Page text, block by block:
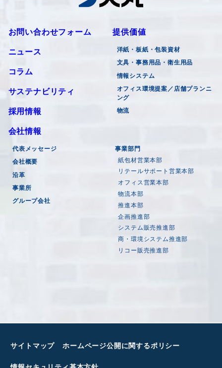
お問い合わせフォーム
ニュース
コラム
サステナビリティ
採用情報
提供価値
洋紙・板紙・包装資材
文具・事務用品・衛生用品
情報システム
オフィス環境提案／店舗プランニ
ング
物流
会社情報
代表メッセージ
会社概要
沿革
事業所
グループ会社
事業部門
紙包材営業本部
リテールサポート営業本部
オフィス営業本部
物流本部
推進本部
企画推進部
システム販売推進部
商・環境システム推進部
リコー販売推進部
サイトマップ ホームページ公開に関するポリシー